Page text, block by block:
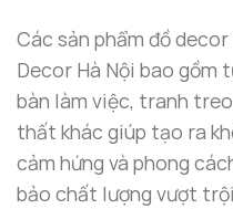
Các sản phẩm đồ
Decor Hà Nội bao gồm
bàn làm việc, tranh
thất khác giúp tạo ra
cảm hứng và phong
bảo chất lượng vượt